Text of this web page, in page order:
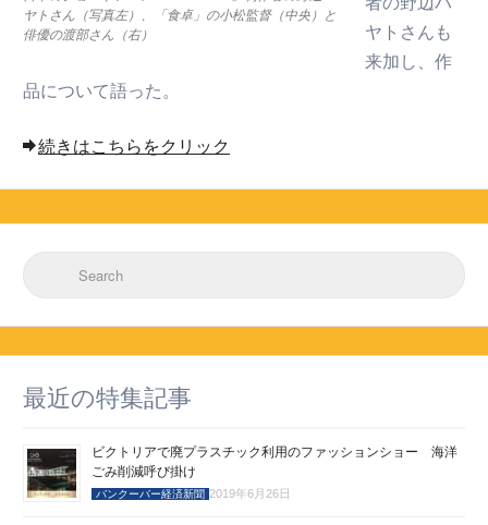
ヤトさん（写真左）、「食卓」の小松監督（中央）と
俳優の渡部さん（右）
ヤトさんも
来加し、作
品について語った。
続きはこちらをクリック
Search for:
最近の特集記事
ビクトリアで廃プラスチック利用のファッションショー 海洋
ごみ削減呼び掛け
バンクーバー経済新聞 2019年6月26日